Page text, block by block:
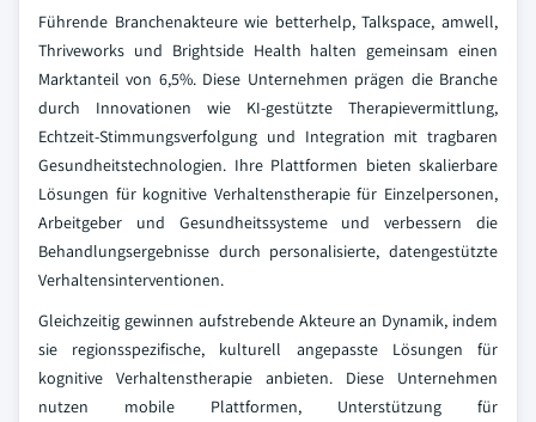
Führende Branchenakteure wie betterhelp, Talkspace, amwell,
Thriveworks und Brightside Health halten gemeinsam einen
Marktanteil von 6,5%. Diese Unternehmen prägen die Branche
durch Innovationen wie KI-gestützte Therapievermittlung,
Echtzeit-Stimmungsverfolgung und Integration mit tragbaren
Gesundheitstechnologien. Ihre Plattformen bieten skalierbare
Lösungen für kognitive Verhaltenstherapie für Einzelpersonen,
Arbeitgeber und Gesundheitssysteme und verbessern die
Behandlungsergebnisse durch personalisierte, datengestützte
Verhaltensinterventionen.
Gleichzeitig gewinnen aufstrebende Akteure an Dynamik, indem
sie regionsspezifische, kulturell angepasste Lösungen für
kognitive Verhaltenstherapie anbieten. Diese Unternehmen
nutzen mobile Plattformen, Unterstützung für